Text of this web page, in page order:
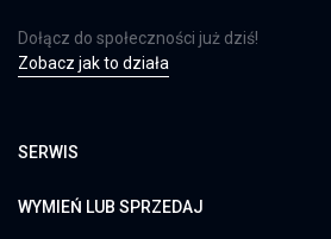
Dołącz do społeczności już dziś!
Zobacz jak to działa
SERWIS
WYMIEŃ LUB SPRZEDAJ